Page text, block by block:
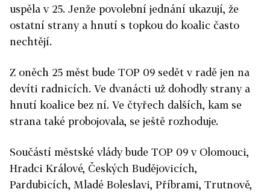
uspěla v 25. Jenže povolební jednání ukazují, že
ostatní strany a hnutí s topkou do koalic často
nechtějí.
Z oněch 25 měst bude TOP 09 sedět v radě jen na
devíti radnicích. Ve dvanácti už dohodly strany a
hnutí koalice bez ní. Ve čtyřech dalších, kam se
strana také probojovala, se ještě rozhoduje.
Součástí městské vlády bude TOP 09 v Olomouci,
Hradci Králové, Českých Budějovicích,
Pardubicích, Mladé Boleslavi, Příbrami, Trutnově,